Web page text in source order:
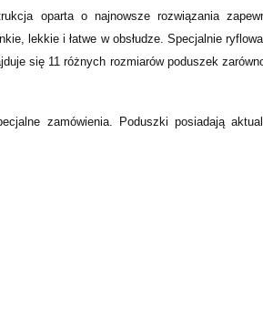
oparta o najnowsze rozwiązania
lekkie i łatwe w obsłudze. Specjalnie
się 11 różnych rozmiarów poduszek
zamówienia. Poduszki posiadają